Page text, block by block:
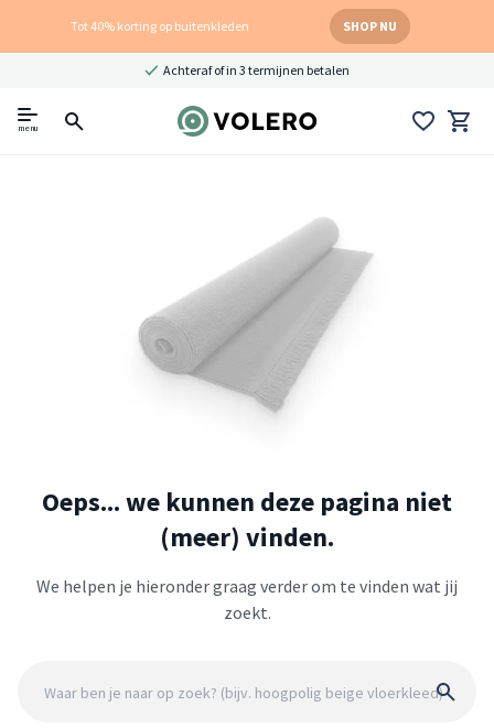
Tot 40% korting op buitenkleden SHOP NU
Achteraf of in 3 termijnen betalen
menu
Oeps... we kunnen deze pagina niet
(meer) vinden.
We helpen je hieronder graag verder om te vinden wat jij
zoekt.